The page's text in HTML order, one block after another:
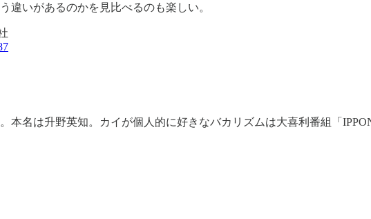
違いがあるのかを見比べるのも楽しい。
本名は升野英知。カイが個人的に好きなバカリズムは大喜利番組「